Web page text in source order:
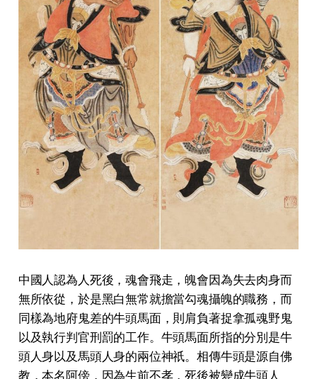
中國人認為人死後，魂會飛走，魄會因為失去肉身而
無所依從，於是黑白無常就擔當勾魂攝魄的職務，而
同樣為地府鬼差的牛頭馬面，則肩負著捉拿孤魂野鬼
以及執行判官刑罰的工作。牛頭馬面所指的分別是牛
頭人身以及馬頭人身的兩位神祇。相傳牛頭是源自佛
教，本名阿傍，因為生前不孝，死後被變成牛頭人